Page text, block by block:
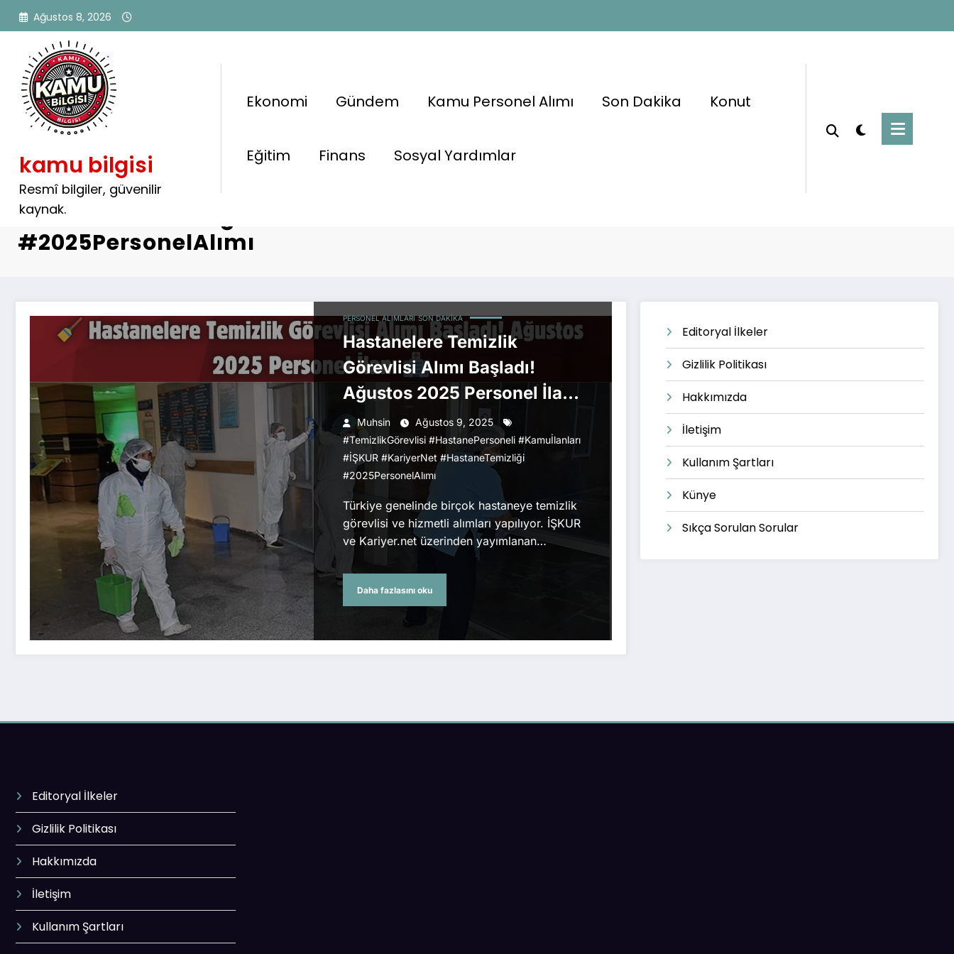
İçeriğe
atla
Ağustos 8, 2026
kamu bilgisi
Resmî bilgiler, güvenilir
kaynak.
Ekonomi Gündem Kamu Personel Alımı Son Dakika Konut
Eğitim Finans Sosyal Yardımlar
Etiket: #TemizlikGörevlisi
#HastanePersoneli #Kamuİlanları
#İŞKUR #KariyerNet
#HastaneTemizliği
#2025PersonelAlımı
#TemizlikGörevlisi #HastanePersoneli #Kamuİlanları
PERSONEL ALIMLARI SON DAKIKA
Hastanelere Temizlik
Görevlisi Alımı Başladı!
Ağustos 2025 Personel İlanı
🏥Muhsin
Ağustos 9, 2025
#TemizlikGörevlisi #HastanePersoneli #Kamuİlanları
#İŞKUR #KariyerNet #HastaneTemizliği
#2025PersonelAlımı
Türkiye genelinde birçok hastaneye temizlik
görevlisi ve hizmetli alımları yapılıyor. İŞKUR
ve Kariyer.net üzerinden yayımlanan…
Daha fazlasını oku
Editoryal İlkeler
Gizlilik Politikası
Hakkımızda
İletişim
Kullanım Şartları
Künye
Sıkça Sorulan Sorular
Editoryal İlkeler
Gizlilik Politikası
Hakkımızda
İletişim
Kullanım Şartları